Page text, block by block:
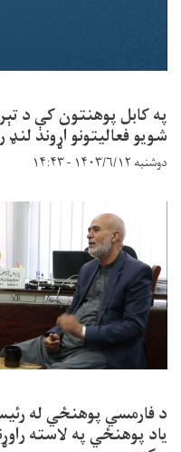
په کابل پوهنتون کې د
شویو فعالیتونو اړوند لنډ
دوشنبه ۱۴۰۳/۶/۱۲ - ۱۴:۴۳
د فارمسي پوهنځي له
یاد پوهنځي په لاسته